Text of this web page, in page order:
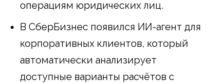
операциям юридических лиц.
В СберБизнес появился ИИ-агент для
корпоративных клиентов, который
автоматически анализирует
доступные варианты расчётов с